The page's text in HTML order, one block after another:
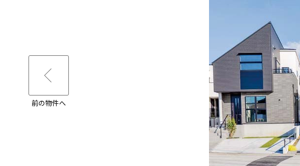
前の物件へ